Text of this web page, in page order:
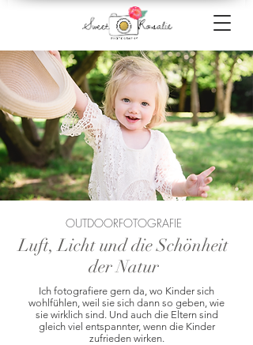
OUTDOORFOTOGRAFIE
Luft, Licht und die Schönheit
der Natur
Ich fotografiere gern da, wo Kinder sich
wohlfühlen, weil sie sich dann so geben, wie
sie wirklich sind. Und auch die Eltern sind
gleich viel entspannter, wenn die Kinder
zufrieden wirken.